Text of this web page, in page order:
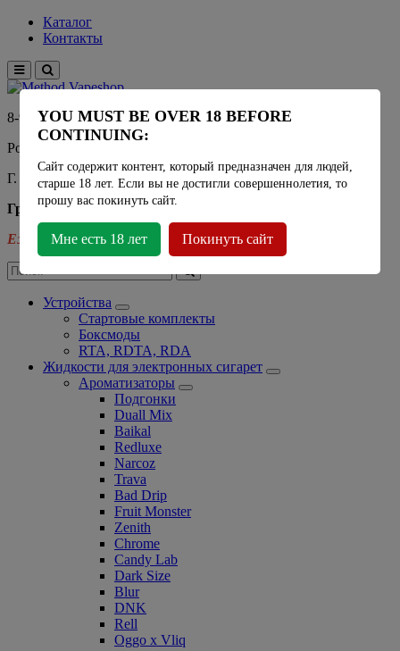
Каталог
Контакты
8-915-450-21-92
Розничный магазин Method Vapeshop
Г. Москва, улица Южнобутовская 36
График работы
Ежедневно - 11:00 - 21:00
Устройства
Стартовые комплекты
Боксмоды
RTA, RDTA, RDA
Жидкости для электронных сигарет
Ароматизаторы
Подгонки
Duall Mix
Baikal
Redluxe
Narcoz
Trava
Bad Drip
Fruit Monster
Zenith
Chrome
Candy Lab
Dark Size
Blur
DNK
Rell
Oggo x Vliq
YOU MUST BE OVER 18 BEFORE
CONTINUING:
Сайт содержит контент, который предназначен для людей,
старше 18 лет. Если вы не достигли совершеннолетия, то
прошу вас покинуть сайт.
Мне есть 18 лет Покинуть сайт